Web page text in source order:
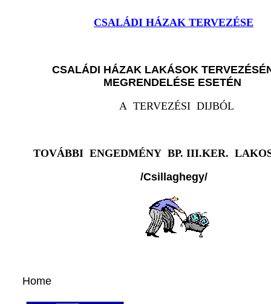
CSALÁDI HÁZAK TERVEZÉSE
CSALÁDI HÁZAK LAKÁSOK
MEGRENDELÉSE ESETÉN
A TERVEZÉSI DIJBÓL
TOVÁBBI ENGEDMÉNY BP. III.KER.
/Csillaghegy/
Home